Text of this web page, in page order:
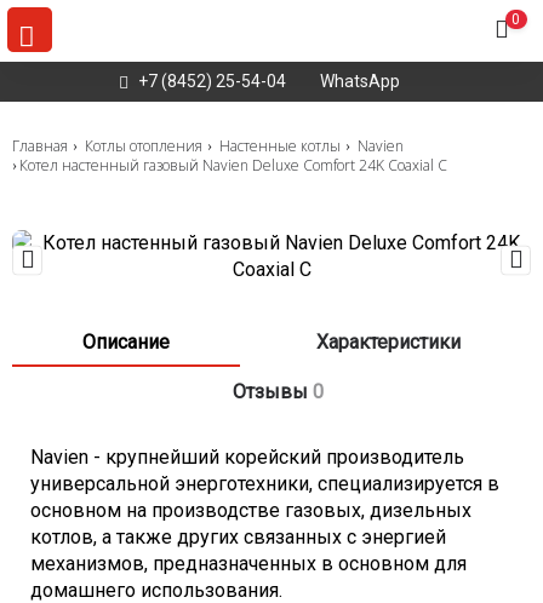
+7 (8452) 25-54-04 WhatsApp
0
Главная Котлы отопления Настенные котлы
Navien
Котел настенный газовый Navien Deluxe Comfort 24K Coaxial C
Описание Характеристики
Отзывы 0
Navien - крупнейший корейский производитель
универсальной энерготехники, специализируется в
основном на производстве газовых, дизельных
котлов, а также других связанных с энергией
механизмов, предназначенных в основном для
домашнего использования.